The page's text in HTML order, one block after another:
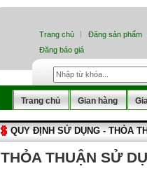
Trang chủ
Đăng sản phẩm
Đăng báo giá
Trang chủ Gian hàng
QUY ĐỊNH SỬ DỤNG - THỎA
THỎA THUẬN SỬ